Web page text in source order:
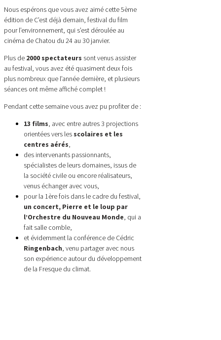
Nous espérons que vous avez aimé cette 5ème
édition de C’est déjà demain, festival du film
pour l’environnement, qui s’est déroulée au
cinéma de Chatou du 24 au 30 janvier.
Plus de 2000 spectateurs sont venus assister
au festival, vous avez été quasiment deux fois
plus nombreux que l’année dernière, et plusieurs
séances ont même affiché complet !
Pendant cette semaine vous avez pu profiter de :
13 films, avec entre autres 3 projections
orientées vers les scolaires et les
centres aérés,
des intervenants passionnants,
spécialistes de leurs domaines, issus de
la société civile ou encore réalisateurs,
venus échanger avec vous,
pour la 1ère fois dans le cadre du festival,
un concert, Pierre et le loup par
l’Orchestre du Nouveau Monde, qui a
fait salle comble,
et évidemment la conférence de Cédric
Ringenbach, venu partager avec nous
son expérience autour du développement
de la Fresque du climat.